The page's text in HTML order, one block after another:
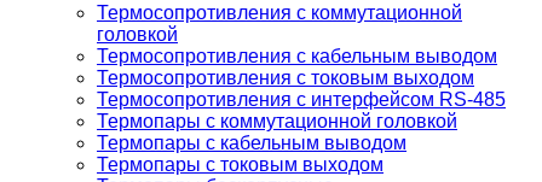
Термосопротивления с коммутационной
головкой
Термосопротивления с кабельным выводом
Термосопротивления с токовым выходом
Термосопротивления с интерфейсом RS-485
Термопары с коммутационной головкой
Термопары с кабельным выводом
Термопары с токовым выходом